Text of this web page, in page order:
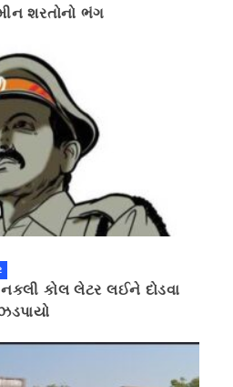
શરતોનો ભંગ
નકલી કોલ લેટર લઈને દોડવા